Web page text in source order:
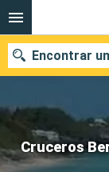
Cruceros
Encontrar
Nuestros